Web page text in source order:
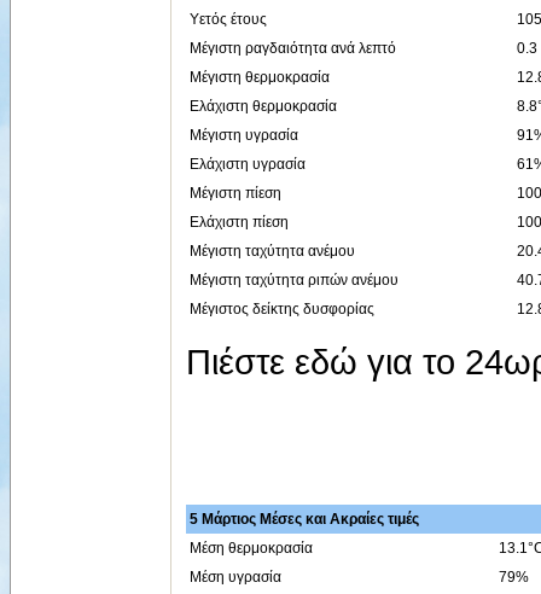
Υετός έτους
Μέγιστη ραγδαιότητα ανά λεπτό
0.3
Μέγιστη θερμοκρασία
Ελάχιστη θερμοκρασία
Μέγιστη υγρασία
Ελάχιστη υγρασία
Μέγιστη πίεση
Ελάχιστη πίεση
Μέγιστη ταχύτητα ανέμου
Μέγιστη ταχύτητα ριπών ανέμου
Μέγιστος δείκτης δυσφορίας
Πιέστε εδώ για το
5 Μάρτιος Μέσες και Ακραίες τιμές
Μέση θερμοκρασία
Μέση υγρασία
79%